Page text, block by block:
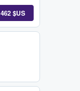
462 $US